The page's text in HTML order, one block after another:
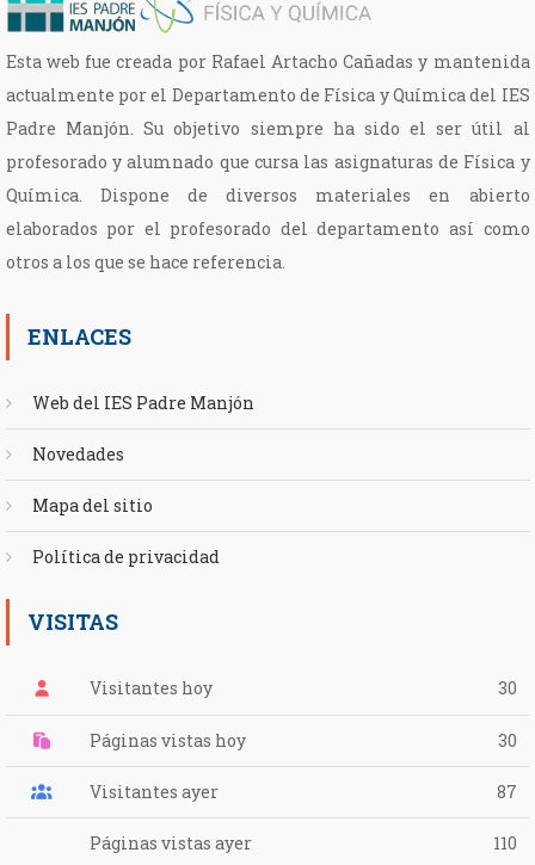
Esta web fue creada por Rafael Artacho Cañadas y mantenida
actualmente por el Departamento de Física y Química del IES
Padre Manjón. Su objetivo siempre ha sido el ser útil al
profesorado y alumnado que cursa las asignaturas de Física y
Química. Dispone de diversos materiales en abierto
elaborados por el profesorado del departamento así como
otros a los que se hace referencia.
ENLACES
Web del IES Padre Manjón
Novedades
Mapa del sitio
Política de privacidad
VISITAS
Visitantes hoy 30
Páginas vistas hoy 30
Visitantes ayer 87
Páginas vistas ayer 110